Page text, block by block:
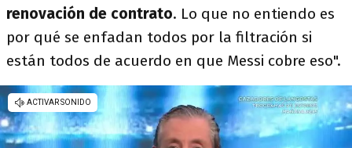
renovación de contrato. Lo que no entiendo es
por qué se enfadan todos por la filtración si
están todos de acuerdo en que Messi cobre eso".